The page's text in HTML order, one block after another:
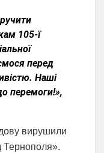
105-ї
перед
Наші
перемоги!»,
вирушили
Тернополя».